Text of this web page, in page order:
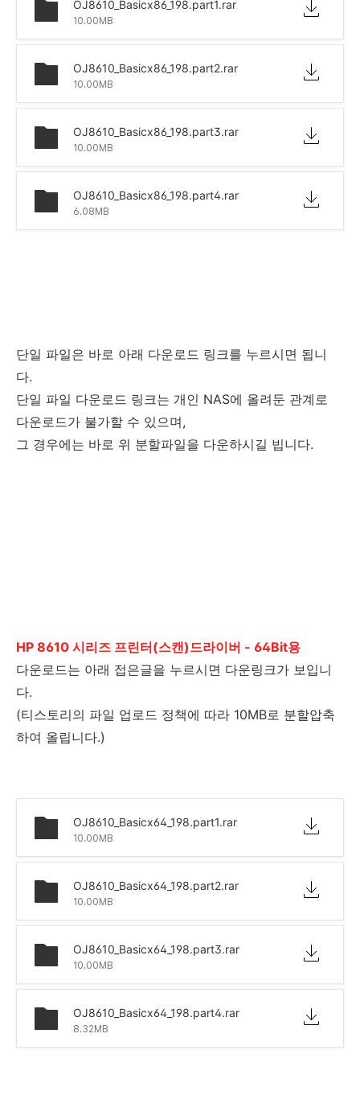
OJ8610_Basicx86_198.part1.rar
10.00MB
OJ8610_Basicx86_198.part2.rar
10.00MB
OJ8610_Basicx86_198.part3.rar
10.00MB
OJ8610_Basicx86_198.part4.rar
6.08MB
단일 파일은 바로 아래 다운로드 링크를 누르시면 됩니
다.
단일 파일 다운로드 링크는 개인 NAS에 올려둔 관계로
다운로드가 불가할 수 있으며,
그 경우에는 바로 위 분할파일을 다운하시길 빕니다.
HP 8610 시리즈 프린터(스캔)드라이버 - 64Bit용
다운로드는 아래 접은글을 누르시면 다운링크가 보입니
다.
(티스토리의 파일 업로드 정책에 따라 10MB로 분할압축
하여 올립니다.)
OJ8610_Basicx64_198.part1.rar
10.00MB
OJ8610_Basicx64_198.part2.rar
10.00MB
OJ8610_Basicx64_198.part3.rar
10.00MB
OJ8610_Basicx64_198.part4.rar
8.32MB